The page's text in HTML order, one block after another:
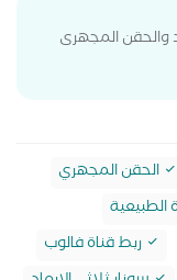
والحقن المجهرى
الحقن المجهري
الطبيعية
ربط قناة فالوب